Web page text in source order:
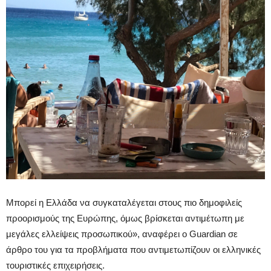
Μπορεί η Ελλάδα να συγκαταλέγεται στους πιο δημοφιλείς
προορισμούς της Ευρώπης, όμως βρίσκεται αντιμέτωπη με
μεγάλες ελλείψεις προσωπικού», αναφέρει ο Guardian σε
άρθρο του για τα προβλήματα που αντιμετωπίζουν οι ελληνικές
τουριστικές επιχειρήσεις.